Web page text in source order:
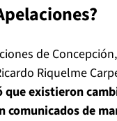
de
Riquelme
que existieron
de